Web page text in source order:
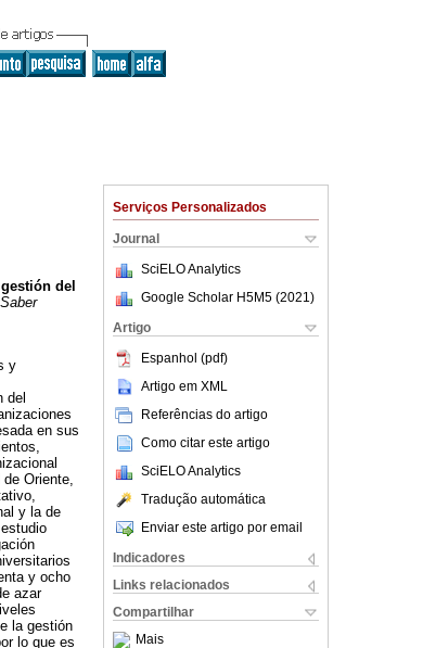
Serviços Personalizados
Journal
SciELO Analytics
Google Scholar H5M5 (2021 )
Artigo
Espanhol (pdf)
Artigo em XML
Referências do artigo
Como citar este artigo
SciELO Analytics
Tradução automática
Enviar este artigo por email
Indicadores
Links relacionados
Compartilhar
Mais
del
Saber
y
del
en sus
Oriente,
y la de
y ocho
azar
la gestión
lo que es